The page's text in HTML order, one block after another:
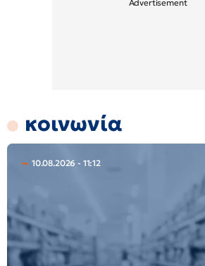
κοινωνία
10.08.2026 - 11:12